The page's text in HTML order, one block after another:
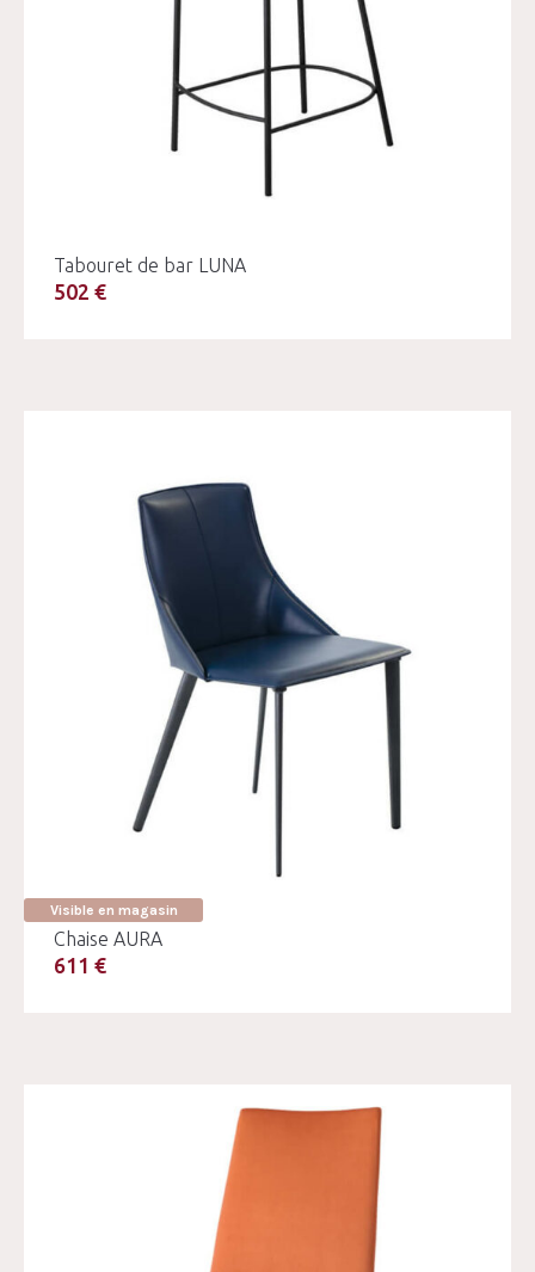
Tabouret de bar LUNA
502 €
Visible en magasin
Chaise AURA
611 €